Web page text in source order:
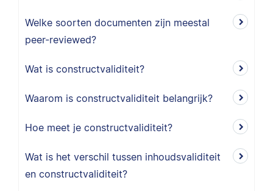
Welke soorten documenten zijn meestal
peer-reviewed?
Wat is constructvaliditeit?
Waarom is constructvaliditeit belangrijk?
Hoe meet je constructvaliditeit?
Wat is het verschil tussen inhoudsvaliditeit
en constructvaliditeit?